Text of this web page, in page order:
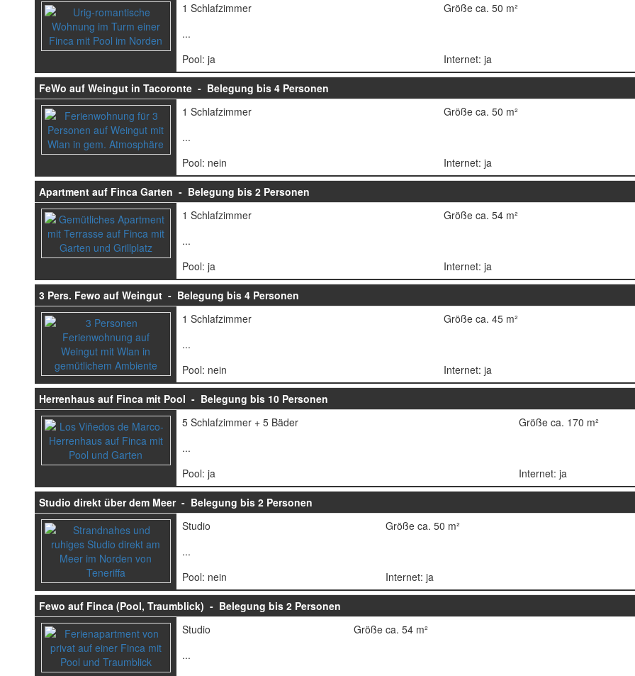
1 Schlafzimmer
Größe ca. 50 m²
...
Pool: ja
Internet: ja
FeWo auf Weingut in Tacoronte - Belegung bis 4 Personen
1 Schlafzimmer
Größe ca. 50 m²
...
Pool: nein
Internet: ja
Apartment auf Finca Garten - Belegung bis 2 Personen
1 Schlafzimmer
Größe ca. 54 m²
...
Pool: ja
Internet: ja
3 Pers. Fewo auf Weingut - Belegung bis 4 Personen
1 Schlafzimmer
Größe ca. 45 m²
...
Pool: nein
Internet: ja
Herrenhaus auf Finca mit Pool - Belegung bis 10 Personen
5 Schlafzimmer + 5 Bäder
Größe ca. 170 m²
...
Pool: ja
Internet: ja
Studio direkt über dem Meer - Belegung bis 2 Personen
Studio
Größe ca. 50 m²
...
Pool: nein
Internet: ja
Fewo auf Finca (Pool, Traumblick) - Belegung bis 2 Personen
Studio
Größe ca. 54 m²
...